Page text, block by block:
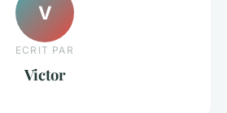
V
ECRIT PAR
Victor